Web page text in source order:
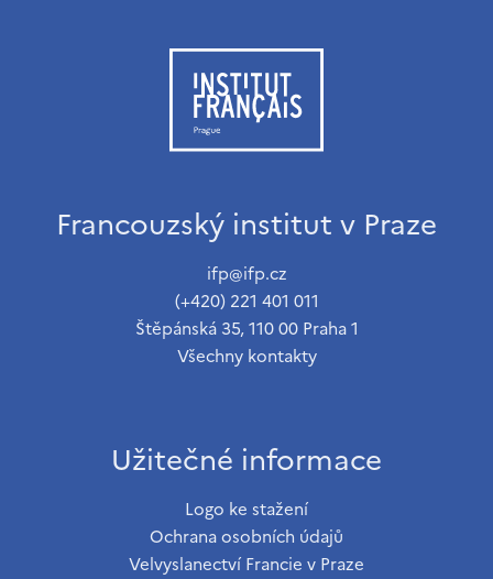
Francouzský institut v Praze
ifp@ifp.cz
(+420) 221 401 011
Štěpánská 35, 110 00 Praha 1
Všechny kontakty
Užitečné informace
Logo ke stažení
Ochrana osobních údajů
Velvyslanectví Francie v Praze